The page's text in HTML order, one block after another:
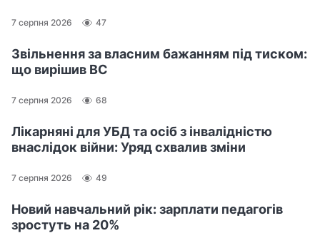
7 серпня 2026 47
Звільнення за власним бажанням під тиском:
що вирішив ВС
7 серпня 2026 68
Лікарняні для УБД та осіб з інвалідністю
внаслідок війни: Уряд схвалив зміни
7 серпня 2026 49
Новий навчальний рік: зарплати педагогів
зростуть на 20%